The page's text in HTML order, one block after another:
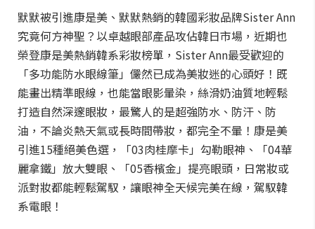
默默被引進康是美、默默熱銷的韓國彩妝品牌Sister Ann
究竟何方神聖？以卓越眼部產品攻佔韓日市場，近期也
榮登康是美熱銷韓系彩妝榜單，Sister Ann最受歡迎的
「多功能防水眼線筆」儼然已成為美妝迷的心頭好！既
能畫出精準眼線，也能當眼影暈染，絲滑奶油質地輕鬆
打造自然深邃眼妝，最驚人的是超強防水、防汗、防
油，不論炎熱天氣或長時間帶妝，都完全不暈！康是美
引進15種絕美色選，「03肉桂摩卡」勾勒眼神、「04華
麗拿鐵」放大雙眼、「05香檳金」提亮眼頭，日常妝或
派對妝都能輕鬆駕馭，讓眼神全天候完美在線，駕馭韓
系電眼！